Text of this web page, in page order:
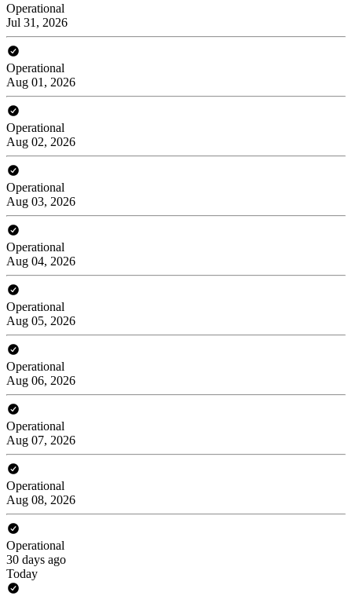
Operational
Jul 31, 2026
Operational
Aug 01, 2026
Operational
Aug 02, 2026
Operational
Aug 03, 2026
Operational
Aug 04, 2026
Operational
Aug 05, 2026
Operational
Aug 06, 2026
Operational
Aug 07, 2026
Operational
Aug 08, 2026
Operational
30 days ago
Today